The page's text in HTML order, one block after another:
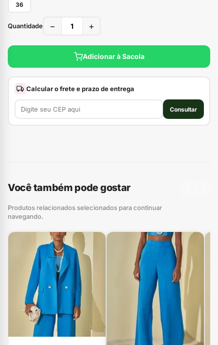
36
Quantidade − +
Adicionar à Sacola
Calcular o frete e prazo de entrega
Consultar
Você também pode gostar
Produtos relacionados selecionados para continuar
navegando.